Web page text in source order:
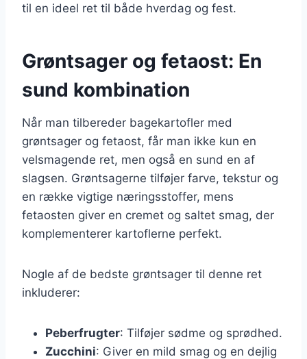
til en ideel ret til både hverdag og fest.
Grøntsager og fetaost: En
sund kombination
Når man tilbereder bagekartofler med
grøntsager og fetaost, får man ikke kun en
velsmagende ret, men også en sund en af
slagsen. Grøntsagerne tilføjer farve, tekstur og
en række vigtige næringsstoffer, mens
fetaosten giver en cremet og saltet smag, der
komplementerer kartoflerne perfekt.
Nogle af de bedste grøntsager til denne ret
inkluderer:
Peberfrugter: Tilføjer sødme og sprødhed.
Zucchini: Giver en mild smag og en dejlig